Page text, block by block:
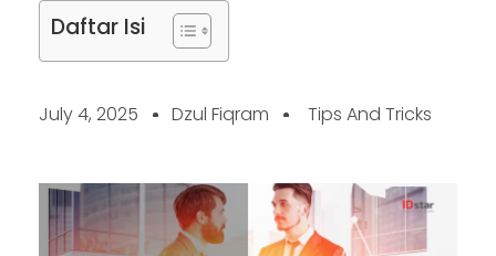
Daftar Isi
July 4, 2025 Dzul Fiqram Tips And Tricks